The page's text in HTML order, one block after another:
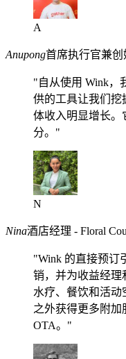
A
Anupong首席执行官兼创
"自从使用 Wink，
供的工具让我们挖
体收入明显增长。
分。"
N
Nina酒店经理 - Floral
"Wink 的直接预订
销，并为收益经理
水疗、餐饮和活
之外获得更多附
OTA。"